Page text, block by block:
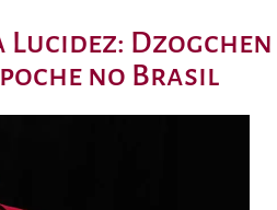
Lucidez: Dzogchen
no Brasil